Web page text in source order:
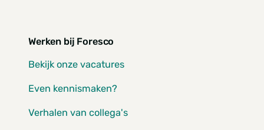
Werken bij Foresco
Bekijk onze vacatures
Even kennismaken?
Verhalen van collega's